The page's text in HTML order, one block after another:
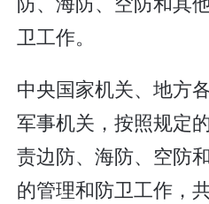
卫工作。
中央国家机关、地方
军事机关，按照规定
责边防、海防、空防
的管理和防卫工作，